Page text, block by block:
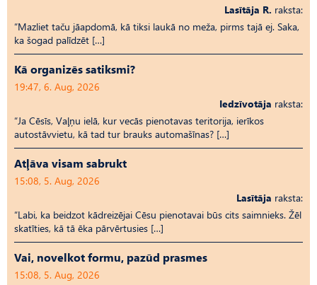
Lasītāja R. raksta:
“Mazliet taču jāapdomā, kā tiksi laukā no meža, pirms tajā ej. Saka,
ka šogad palīdzēt […]
Kā organizēs satiksmi?
19:47, 6. Aug, 2026
Iedzīvotāja raksta:
“Ja Cēsīs, Vaļņu ielā, kur vecās pienotavas teritorija, ierīkos
autostāvvietu, kā tad tur brauks automašīnas? […]
Atļāva visam sabrukt
15:08, 5. Aug, 2026
Lasītāja raksta:
“Labi, ka beidzot kādreizējai Cēsu pienotavai būs cits saimnieks. Žēl
skatīties, kā tā ēka pārvērtusies […]
Vai, novelkot formu, pazūd prasmes
15:08, 5. Aug, 2026